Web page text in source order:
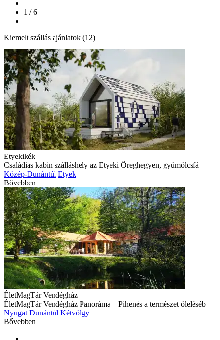
1 / 6
Kiemelt szállás ajánlatok (12)
Etyekikék
Családias kabin szálláshely az Etyeki Öreghegyen, gyümölcsfá
Közép-Dunántúl Etyek
Bővebben
ÉletMagTár Vendégház
ÉletMagTár Vendégház Panoráma – Pihenés a természet öleléséb
Nyugat-Dunántúl Kétvölgy
Bővebben